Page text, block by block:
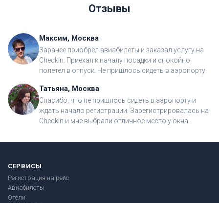
Отзывы
Максим, Москва
Заранее приобрёл авиабилеты и заказал услугу на
CheckIn. Приехал к началу посадки и спокойно
полетел в отпуск. Не пришлось сидеть в аэропорту.
Татьяна, Москва
Спасибо, что не пришлось сидеть в аэропорту и
ждать начало регистрации. Зарегистрировалась на
CheckIn и мне выбрали отличное место у окна.
СЕРВИСЫ
Регистрация на рейс
Авиабилеты
Отели